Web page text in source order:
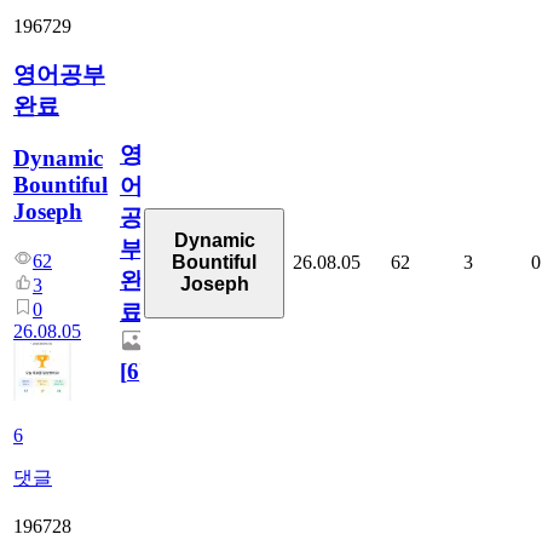
196729
영어공부
완료
Dynamic
Bountiful
Joseph
62
3
0
26.08.05
6
댓글
영
어
공
부
완
료
[6]
Dynamic
Bountiful
Joseph
26.08.05 62 3 0
196728